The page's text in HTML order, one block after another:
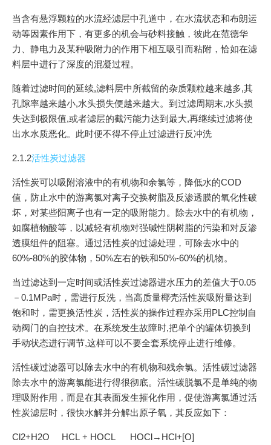
当含有悬浮颗粒的水流经滤层中孔道中，在水流状态和布朗运
动等因素作用下，有更多的机会与砂料接触，彼此在范德华
力、静电力及某种吸附力的作用下相互吸引而粘附，恰如在滤
料层中进行了深度的混凝过程。
随着过滤时间的延续,滤料层中所截留的杂质颗粒越来越多,其
孔隙率越来越小,水头损失便越来越大。到过滤周期末,水头损
失达到极限值,或者滤层的截污能力达到最大,再继续过滤将使
出水水质恶化。此时便不得不停止过滤进行反冲洗
2.1.2活性炭过滤器
活性炭可以吸附溶液中的有机物和余氯等，降低水的COD
值，防止水中的游离氯对离子交换树脂及反渗透膜的氧化性破
坏，对某些阳离子也有一定的吸附能力。除去水中的有机物，
如腐植物酸等，以减轻有机物对强碱性阴树脂的污染和对反渗
透膜组件的阻塞。通过活性炭的过滤处理，可除去水中的
60%-80%的胶体物，50%左右的铁和50%-60%的机物。
当过滤达到一定时间或活性炭过滤器进水压力的差值大于0.05
－0.1MPa时，需进行反洗，当高质量椰壳活性炭吸附量达到
饱和时，需更换活性炭，活性炭的操作过程亦采用PLC控制自
动阀门的自控技术。在系统发生故障时,把单个的罐体切换到
手动状态进行调节,这样可以不要全套系统停止进行维修。
活性碳过滤器可以除去水中的有机物和残余氯。活性碳过滤器
除去水中的游离氯能进行得很彻底。活性碳脱氯不是单纯的物
理吸附作用，而是在其表面发生摧化作用，促使游离氯通过活
性炭滤层时，很快水解并分解出原子氧，其反应如下：
Cl2+H2O HCL + HOCL HOCl→HCl+[O]